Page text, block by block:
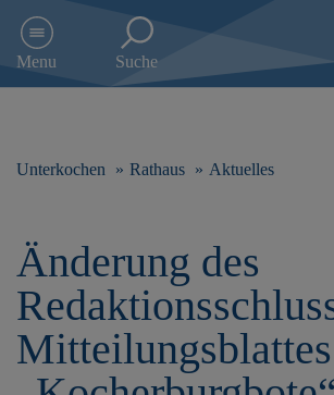
e
h
Menu Suche
Unterkochen Rathaus Aktuelles
Änderung des
Mitteilungsblattes